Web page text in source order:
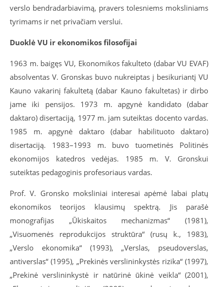
verslo bendradarbiavimą, pravers tolesniems moksliniams
tyrimams ir net privačiam verslui.
Duoklė VU ir ekonomikos filosofijai
1963 m. baigęs VU, Ekonomikos fakulteto (dabar VU EVAF)
absolventas V. Gronskas buvo nukreiptas į besikuriantį VU
Kauno vakarinį fakultetą (dabar Kauno fakultetas) ir dirbo
jame iki pensijos. 1973 m. apgynė kandidato (dabar
daktaro) disertaciją, 1977 m. jam suteiktas docento vardas.
1985 m. apgynė daktaro (dabar habilituoto daktaro)
disertaciją. 1983–1993 m. buvo tuometinės Politinės
ekonomijos katedros vedėjas. 1985 m. V. Gronskui
suteiktas pedagoginis profesoriaus vardas.
Prof. V. Gronsko moksliniai interesai apėmė labai platų
ekonomikos teorijos klausimų spektrą. Jis parašė
monografijas „Ūkiskaitos mechanizmas“ (1981),
„Visuomenės reprodukcijos struktūra“ (rusų k., 1983),
„Verslo ekonomika“ (1993), „Verslas, pseudoverslas,
antiverslas“ (1995), „Prekinės verslininkystės rizika“ (1997),
„Prekinė verslininkystė ir natūrinė ūkinė veikla“ (2001),